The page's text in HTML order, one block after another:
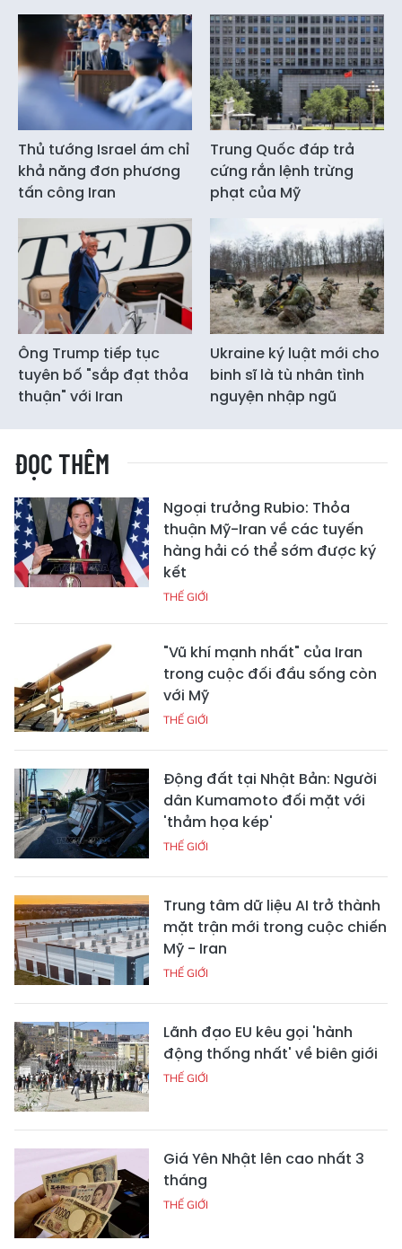
Thủ tướng Israel ám chỉ
khả năng đơn phương
tấn công Iran
Trung Quốc đáp trả
cứng rắn lệnh trừng
phạt của Mỹ
Ông Trump tiếp tục
tuyên bố "sắp đạt thỏa
thuận" với Iran
Ukraine ký luật mới cho
binh sĩ là tù nhân tình
nguyện nhập ngũ
ĐỌC THÊM
Ngoại trưởng Rubio: Thỏa
thuận Mỹ-Iran về các tuyến
hàng hải có thể sớm được ký
kết
THẾ GIỚI
"Vũ khí mạnh nhất" của Iran
trong cuộc đối đầu sống còn
với Mỹ
THẾ GIỚI
Động đất tại Nhật Bản: Người
dân Kumamoto đối mặt với
'thảm họa kép'
THẾ GIỚI
Trung tâm dữ liệu AI trở thành
mặt trận mới trong cuộc chiến
Mỹ - Iran
THẾ GIỚI
Lãnh đạo EU kêu gọi 'hành
động thống nhất' về biên giới
THẾ GIỚI
Giá Yên Nhật lên cao nhất 3
tháng
THẾ GIỚI